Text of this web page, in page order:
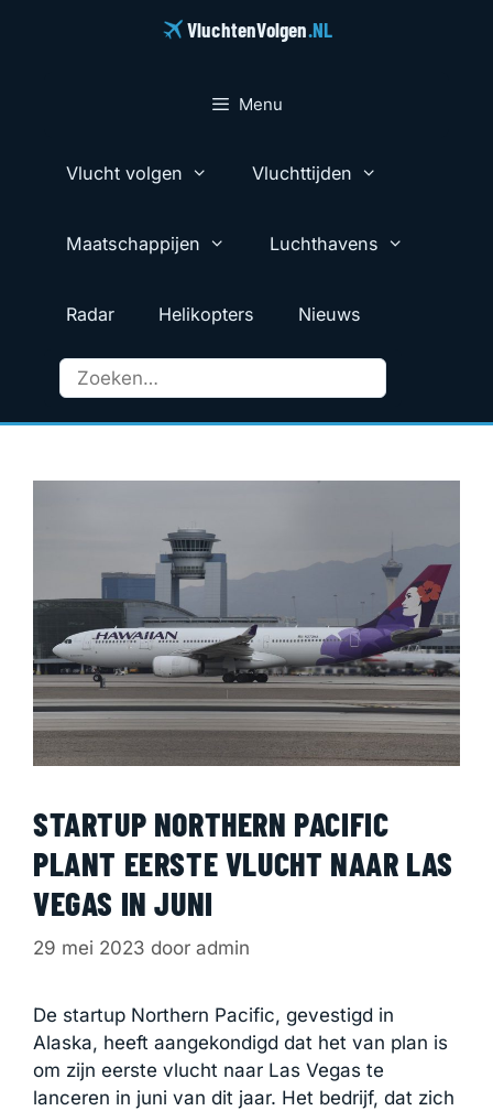
VluchtenVolgen.NL
Menu
Vlucht volgen Vluchttijden
Maatschappijen Luchthavens
Radar Helikopters Nieuws
STARTUP NORTHERN PACIFIC
PLANT EERSTE VLUCHT NAAR LAS
VEGAS IN JUNI
29 mei 2023 door admin
De startup Northern Pacific, gevestigd in
Alaska, heeft aangekondigd dat het van plan is
om zijn eerste vlucht naar Las Vegas te
lanceren in juni van dit jaar. Het bedrijf, dat zich